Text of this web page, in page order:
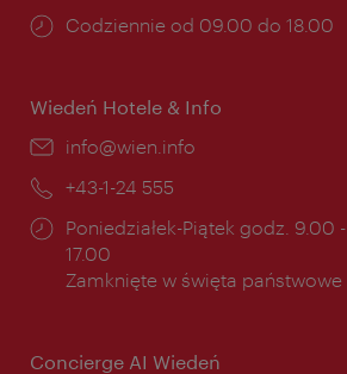
Godziny
Codziennie od 09.00 do 18.00
Wiedeń Hotele & Info
E-
info@wien.info
Telefon:
+43-1-24 555
Godziny
otwarcia:
Poniedziałek-Piątek godz. 9.00 -
17.00
Zamknięte w święta państwowe
Concierge AI Wiedeń